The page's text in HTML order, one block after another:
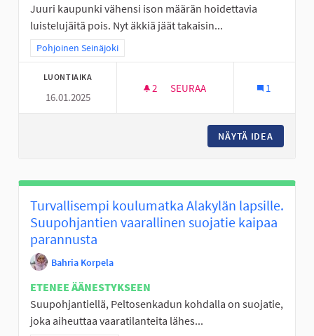
Juuri kaupunki vähensi ison määrän hoidettavia
luistelujäitä pois. Nyt äkkiä jäät takaisin...
Rajaa tulokset teeman mukaan: Pohjoinen Seinäjoki
Pohjoinen Seinäjoki
LUONTIAIKA
16.01.2025
2 2 SEURAAJAA
SEURAA 1
NÄYTÄ IDEA
Turvallisempi koulumatka Alakylän lapsille.
Suupohjantien vaarallinen suojatie kaipaa
parannusta
Bahria Korpela
ETENEE ÄÄNESTYKSEEN
Suupohjantiellä, Peltosenkadun kohdalla on suojatie,
joka aiheuttaa vaaratilanteita lähes...